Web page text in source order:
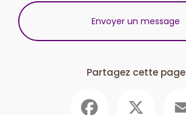
Envoyer un message
Partagez cette page